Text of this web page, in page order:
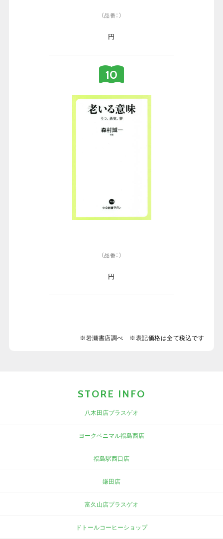
（品番：）
円
（品番：）
円
※岩瀬書店調べ ※表記価格は全て税込です
STORE INFO
八木田店プラスゲオ
ヨークベニマル福島西店
福島駅西口店
鎌田店
富久山店プラスゲオ
ドトールコーヒーショップ